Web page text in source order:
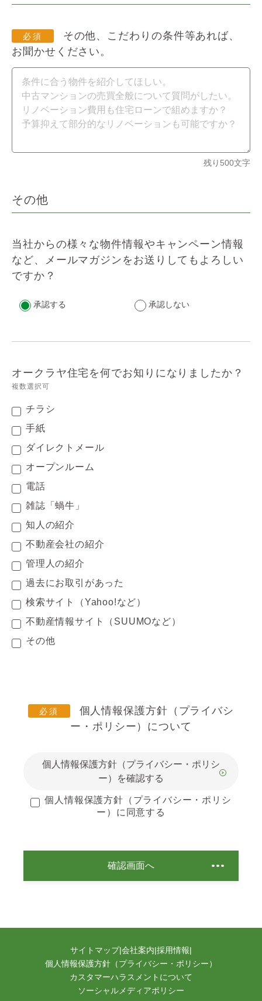
その他、こだわりの条件等あれば、
お聞かせください。
残り 500文字
その他
当社からの様々な物件情報やキャンペーン情報
など、メールマガジンをお送りしてもよろしい
ですか？
承認する 承認しない
オークラヤ住宅を何でお知りになりましたか？
複数選択可
チラシ
手紙
ダイレクトメール
オープンルーム
電話
雑誌「蝸牛」
知人の紹介
不動産会社の紹介
管理人の紹介
過去にお取引があった
検索サイト（Yahoo!など）
不動産情報サイト（SUUMOなど）
その他
個人情報保護方針（プライバシ
ー・ポリシー）について
個人情報保護方針（プライバシー・ポリシ
ー）を確認する
個人情報保護方針（プライバシー・ポリシ
ー）に同意する
確認画面へ
サイトマップ|会社案内|採用情報|
個人情報保護方針（プライバシー・ポリシー）
カスタマーハラスメントについて
ソーシャルメディアポリシー